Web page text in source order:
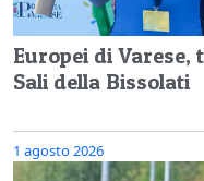
Europei di Varese,
Sali della Bissolati
1 agosto 2026